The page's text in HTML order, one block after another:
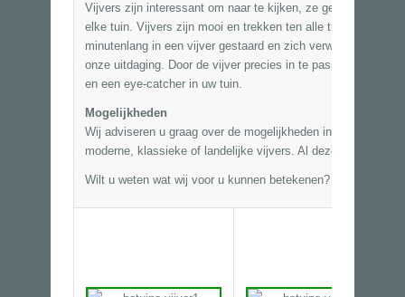
Vijvers zijn interessant om naar te kijken, ze geven rust en
elke tuin. Vijvers zijn mooi en trekken ten alle tijde
minutenlang in een vijver gestaard en zich verwonderd
onze uitdaging. Door de vijver precies in te passen in het
en een eye-catcher in uw tuin.
Mogelijkheden
Wij adviseren u graag over de mogelijkheden in uw situatie.
moderne, klassieke of landelijke vijvers. Al deze vijvers
Wilt u weten wat wij voor u kunnen betekenen? Wij komen